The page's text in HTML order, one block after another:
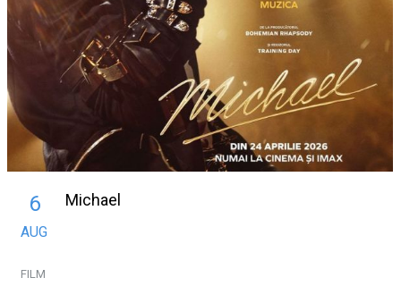
6
AUG
Michael
FILM